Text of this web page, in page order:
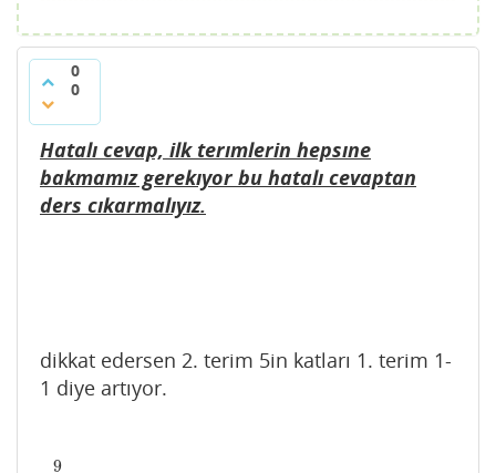
0
0
Hatalı cevap, ilk terımlerin hepsıne
bakmamız gerekıyor bu hatalı cevaptan
ders cıkarmalıyız.
dikkat edersen 2. terim 5in katları 1. terim 1-
1 diye artıyor.
9